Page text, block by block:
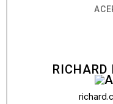
RICHARD